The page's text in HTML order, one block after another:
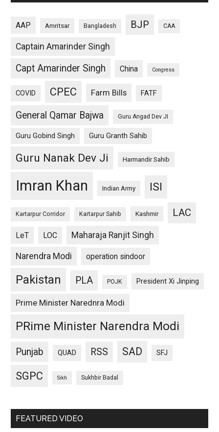
AAP Amritsar Bangladesh BJP CAA
Captain Amarinder Singh
Capt Amarinder Singh China Congress
COVID CPEC Farm Bills FATF
General Qamar Bajwa Guru Angad Dev JI
Guru Gobind Singh Guru Granth Sahib
Guru Nanak Dev Ji Harmandir Sahib
Imran Khan Indian Army ISI
Kartarpur Corridor Kartarpur Sahib Kashmir LAC
LeT LOC Maharaja Ranjit Singh
Narendra Modi operation sindoor
Pakistan PLA POJK President Xi Jinping
Prime Minister Narednra Modi
PRime Minister Narendra Modi
Punjab QUAD RSS SAD SFJ
SGPC Sikh Sukhbir Badal
FEATURED VIDEO